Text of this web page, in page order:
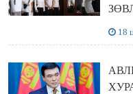
18